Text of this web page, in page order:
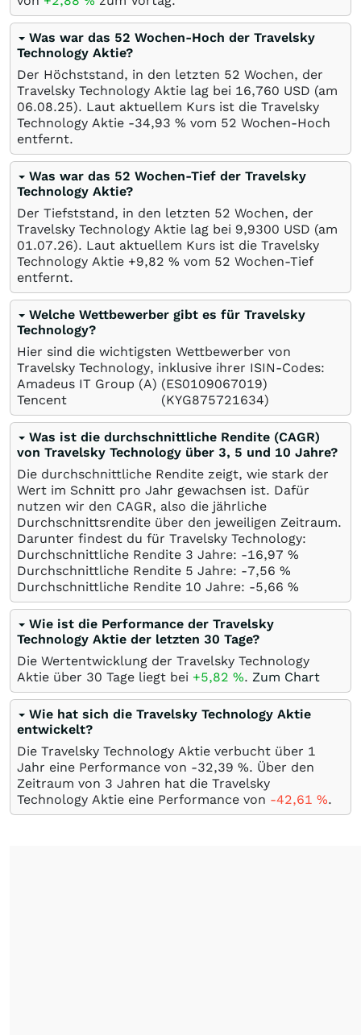
Was war das 52 Wochen-Hoch der Travelsky
Technology Aktie?
Der Höchststand, in den letzten 52 Wochen, der
Travelsky Technology Aktie lag bei 16,760 USD (am
06.08.25). Laut aktuellem Kurs ist die Travelsky
Technology Aktie -34,93 % vom 52 Wochen-Hoch
entfernt.
Was war das 52 Wochen-Tief der Travelsky
Technology Aktie?
Der Tiefststand, in den letzten 52 Wochen, der
Travelsky Technology Aktie lag bei 9,9300 USD (am
01.07.26). Laut aktuellem Kurs ist die Travelsky
Technology Aktie +9,82 % vom 52 Wochen-Tief
entfernt.
Welche Wettbewerber gibt es für Travelsky
Technology?
Hier sind die wichtigsten Wettbewerber von
Travelsky Technology, inklusive ihrer ISIN-Codes:
Amadeus IT Group (A) (ES0109067019)
Tencent
(KYG875721634)
Was ist die durchschnittliche Rendite (CAGR)
von Travelsky Technology über 3, 5 und 10 Jahre?
Die durchschnittliche Rendite zeigt, wie stark der
Wert im Schnitt pro Jahr gewachsen ist. Dafür
nutzen wir den CAGR, also die jährliche
Durchschnittsrendite über den jeweiligen Zeitraum.
Darunter findest du für Travelsky Technology:
Durchschnittliche Rendite 3 Jahre: -16,97 %
Durchschnittliche Rendite 5 Jahre: -7,56 %
Durchschnittliche Rendite 10 Jahre: -5,66 %
Wie ist die Performance der Travelsky
Technology Aktie der letzten 30 Tage?
Die Wertentwicklung der Travelsky Technology
Aktie über 30 Tage liegt bei +5,82 %. Zum Chart
Wie hat sich die Travelsky Technology Aktie
entwickelt?
Die Travelsky Technology Aktie verbucht über 1
Jahr eine Performance von -32,39 %. Über den
Zeitraum von 3 Jahren hat die Travelsky
Technology Aktie eine Performance von -42,61 %.